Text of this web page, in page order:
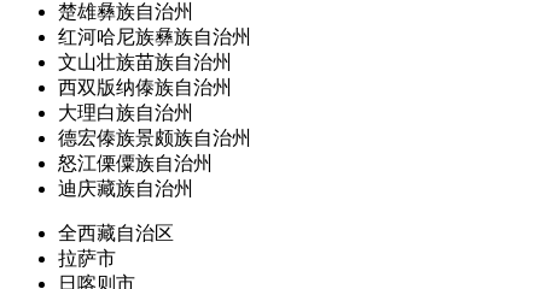
楚雄彝族自治州
红河哈尼族彝族自治州
文山壮族苗族自治州
西双版纳傣族自治州
大理白族自治州
德宏傣族景颇族自治州
怒江傈僳族自治州
迪庆藏族自治州
全西藏自治区
拉萨市
日喀则市